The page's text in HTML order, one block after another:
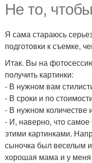
Не то,
Я сама стараюсь
подготовки к съемке,
Итак. Вы на
получить картинки:
- В нужном вам
- В сроки и по
- В нужном количестве
- И, наверно, что самое
этими картинками.
сыночка был веселым
хорошая мама и у меня